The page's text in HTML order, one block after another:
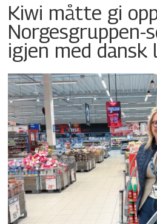
Kiwi måtte gi
Norgesgruppen-
igjen med dansk